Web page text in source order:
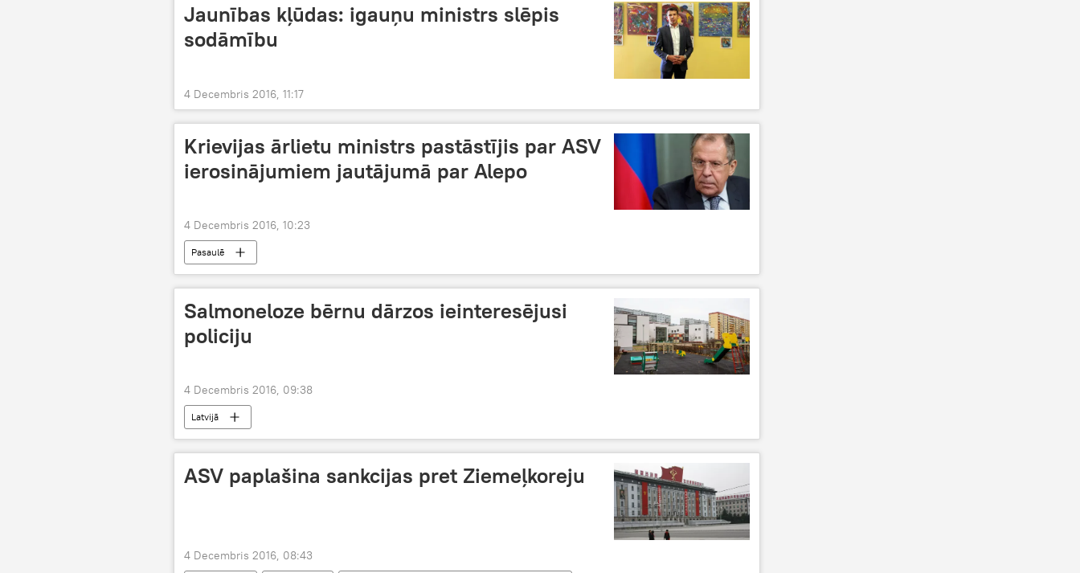
Jaunības kļūdas: igauņu ministrs slēpis
sodāmību
4 Decembris 2016, 11:17
Krievijas ārlietu ministrs pastāstījis par ASV
ierosinājumiem jautājumā par Alepo
4 Decembris 2016, 10:23
Pasaulē
Salmoneloze bērnu dārzos ieinteresējusi
policiju
4 Decembris 2016, 09:38
Latvijā
ASV paplašina sankcijas pret Ziemeļkoreju
4 Decembris 2016, 08:43